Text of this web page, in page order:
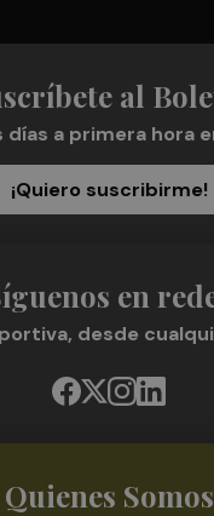
al
días a primera hora
¡Quiero suscribirme!
en
desde
Quienes Somos